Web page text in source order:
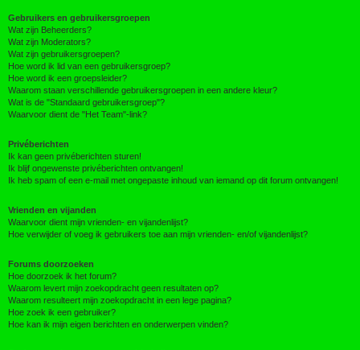
Gebruikers en gebruikersgroepen
Wat zijn Beheerders?
Wat zijn Moderators?
Wat zijn gebruikersgroepen?
Hoe word ik lid van een gebruikersgroep?
Hoe word ik een groepsleider?
Waarom staan verschillende gebruikersgroepen in een andere kleur?
Wat is de "Standaard gebruikersgroep"?
Waarvoor dient de "Het Team"-link?
Privéberichten
Ik kan geen privéberichten sturen!
Ik blijf ongewenste privéberichten ontvangen!
Ik heb spam of een e-mail met ongepaste inhoud van iemand op dit forum ontvangen!
Vrienden en vijanden
Waarvoor dient mijn vrienden- en vijandenlijst?
Hoe verwijder of voeg ik gebruikers toe aan mijn vrienden- en/of vijandenlijst?
Forums doorzoeken
Hoe doorzoek ik het forum?
Waarom levert mijn zoekopdracht geen resultaten op?
Waarom resulteert mijn zoekopdracht in een lege pagina?
Hoe zoek ik een gebruiker?
Hoe kan ik mijn eigen berichten en onderwerpen vinden?